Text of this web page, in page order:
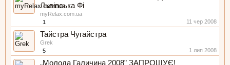
Львівська Фі
myRelax.com.ua
1
11 чер 2008
Тайстра Чугайстра
Grek
5
1 лип 2008
„Молода Галичина 2008” ЗАПРОШУЄ!